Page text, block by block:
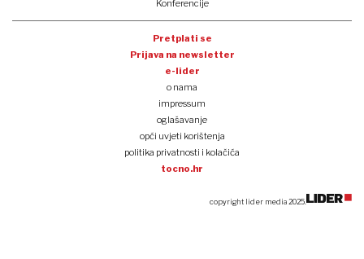
Konferencije
Pretplati se
Prijava na newsletter
e-lider
o nama
impressum
oglašavanje
opći uvjeti korištenja
politika privatnosti i kolačića
tocno.hr
copyright lider media 2025.